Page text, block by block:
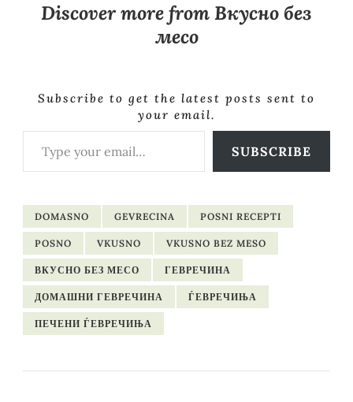
Discover more from Вкусно без
месо
Subscribe to get the latest posts sent to
your email.
Type your email…
SUBSCRIBE
DOMASNO GEVRECINA POSNI RECEPTI
POSNO VKUSNO VKUSNO BEZ MESO
ВКУСНО БЕЗ МЕСО ГЕВРЕЧИНА
ДОМАШНИ ГЕВРЕЧИНА ЃЕВРЕЧИЊА
ПЕЧЕНИ ЃЕВРЕЧИЊА